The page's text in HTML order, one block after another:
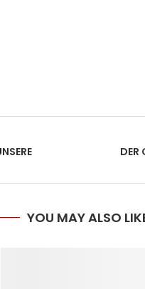
DER
YOU MAY ALSO